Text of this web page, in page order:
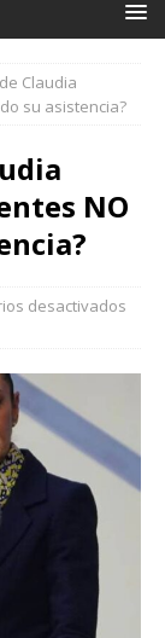
Claudia
su asistencia?
NO
desactivados